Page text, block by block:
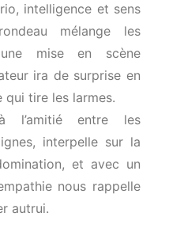
intelligence et sens
mélange les
mise en scène
ira de surprise en
qui tire les larmes.
l’amitié entre les
interpelle sur la
et avec un
nous rappelle
autrui.